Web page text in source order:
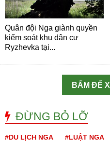
Quân đội Nga giành quyền
kiểm soát khu dân cư
Ryzhevka tại...
BẤM ĐỂ
ĐỪNG BỎ LỠ
#DU LỊCH NGA #LUẬT NGA